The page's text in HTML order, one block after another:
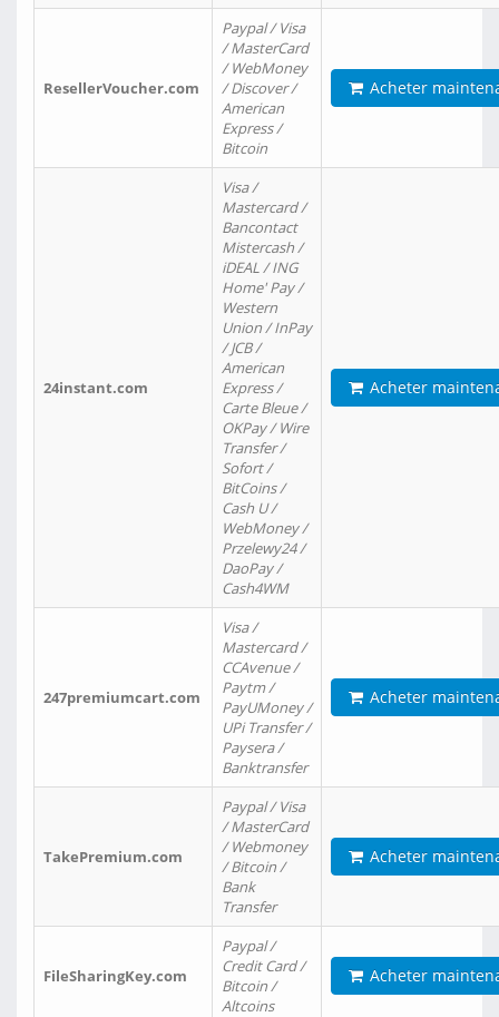
ResellerVoucher.com
Paypal / Visa
/ MasterCard
/ WebMoney
/ Discover /
American
Express /
Bitcoin
Acheter
24instant.com
Visa /
Mastercard /
Bancontact
Mistercash /
iDEAL / ING
Home' Pay /
Western
Union / InPay
/ JCB /
American
Express /
Carte Bleue /
OKPay / Wire
Transfer /
Sofort /
BitCoins /
Cash U /
WebMoney /
Przelewy24 /
DaoPay /
Cash4WM
Acheter
247premiumcart.com
Visa /
Mastercard /
CCAvenue /
Paytm /
PayUMoney /
UPi Transfer /
Paysera /
Banktransfer
Acheter
TakePremium.com
Paypal / Visa
/ MasterCard
/ Webmoney
/ Bitcoin /
Bank
Transfer
Acheter
FileSharingKey.com
Paypal /
Credit Card /
Bitcoin /
Altcoins
Acheter